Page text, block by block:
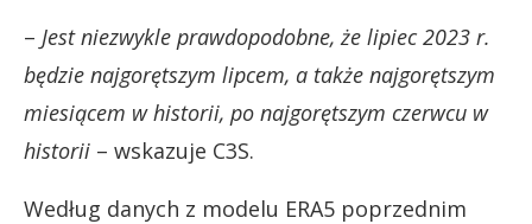
– Jest niezwykle prawdopodobne, że lipiec 2023 r.
będzie najgorętszym lipcem, a także najgorętszym
miesiącem w historii, po najgorętszym czerwcu w
historii – wskazuje C3S.
Według danych z modelu ERA5 poprzednim